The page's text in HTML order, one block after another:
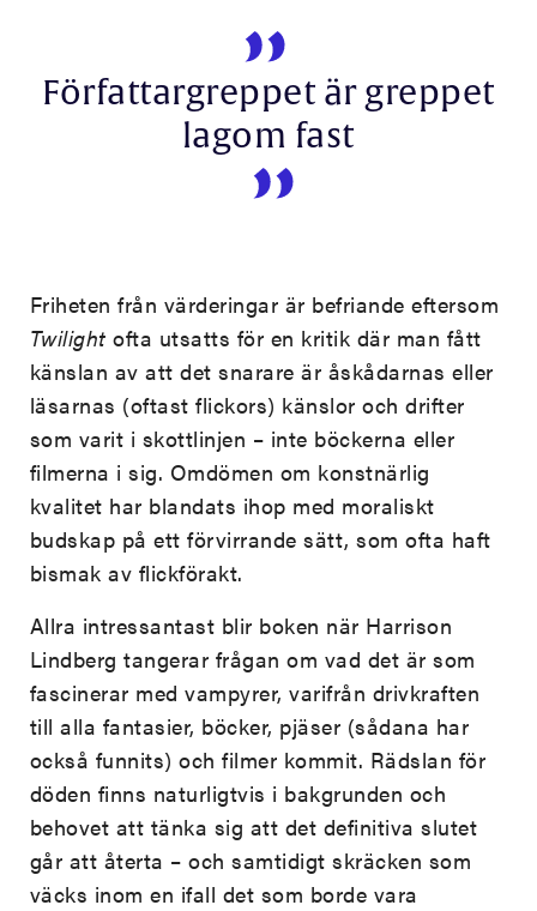
Författargreppet är greppet
lagom fast
Friheten från värderingar är befriande eftersom
Twilight ofta utsatts för en kritik där man fått
känslan av att det snarare är åskådarnas eller
läsarnas (oftast flickors) känslor och drifter
som varit i skottlinjen – inte böckerna eller
filmerna i sig. Omdömen om konstnärlig
kvalitet har blandats ihop med moraliskt
budskap på ett förvirrande sätt, som ofta haft
bismak av flickförakt.
Allra intressantast blir boken när Harrison
Lindberg tangerar frågan om vad det är som
fascinerar med vampyrer, varifrån drivkraften
till alla fantasier, böcker, pjäser (sådana har
också funnits) och filmer kommit. Rädslan för
döden finns naturligtvis i bakgrunden och
behovet att tänka sig att det definitiva slutet
går att återta – och samtidigt skräcken som
väcks inom en ifall det som borde vara